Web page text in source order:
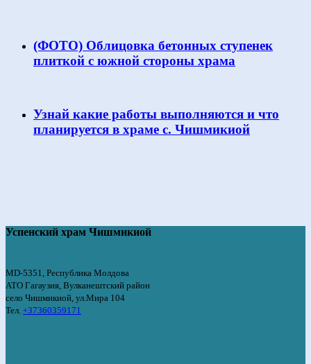
(ФОТО) Облицовка бетонных ступенек
плиткой с южной стороны храма
Узнай какие работы выполняются и что
планируется в храме с. Чишмикиой
Успенский храм Чишмикиой
MD-5351, Республика Молдова
АТО Гагаузия, Вулканештский район
село Чишмикиой, ул.Мира 104
Тел. +37360359171